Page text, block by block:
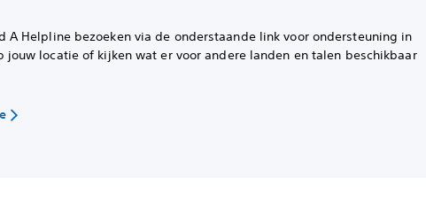
A Helpline bezoeken via de onderstaande link voor ondersteuning in
jouw locatie of kijken wat er voor andere landen en talen beschikbaar